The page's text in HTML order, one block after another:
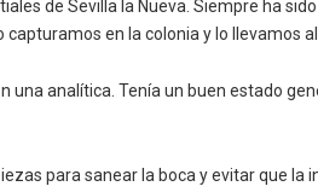
de Sevilla la Nueva. Siempre ha
en la colonia y lo llevamos
una analítica. Tenía un buen estado
para sanear la boca y evitar que la